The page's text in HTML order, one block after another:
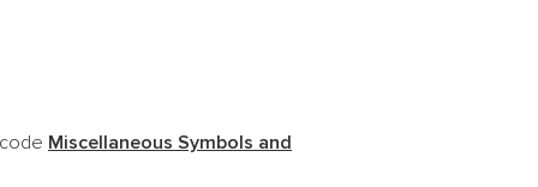
Miscellaneous Symbols and